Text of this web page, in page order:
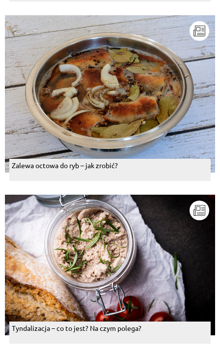
Zalewa octowa do ryb – jak zrobić?
Tyndalizacja – co to jest? Na czym polega?